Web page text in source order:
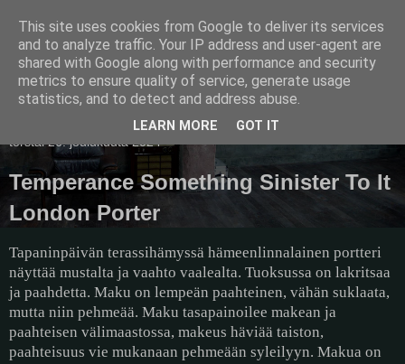
Pullollinen
torstai 26. joulukuuta 2024
Temperance Something Sinister To It
London Porter
Tapaninpäivän terassihämyssä hämeenlinnalainen portteri
näyttää mustalta ja vaahto vaalealta. Tuoksussa on lakritsaa
ja paahdetta. Maku on lempeän paahteinen, vähän suklaata,
mutta niin pehmeää. Maku tasapainoilee makean ja
paahteisen välimaastossa, makeus häviää taiston,
paahteisuus vie mukanaan pehmeään syleilyyn. Makua on
This site uses cookies from Google to deliver its services
and to analyze traffic. Your IP address and user-agent are
shared with Google along with performance and security
metrics to ensure quality of service, generate usage
statistics, and to detect and address abuse.
LEARN MORE GOT IT